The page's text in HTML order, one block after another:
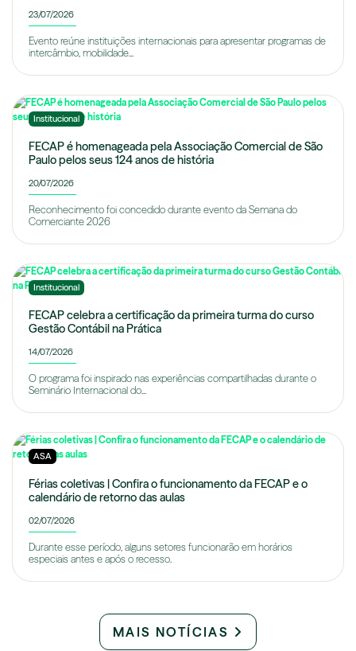
23/07/2026
Evento reúne instituições internacionais para apresentar programas de
intercâmbio, mobilidade...
Institucional
FECAP é homenageada pela Associação Comercial de São
Paulo pelos seus 124 anos de história
20/07/2026
Reconhecimento foi concedido durante evento da Semana do
Comerciante 2026
Institucional
FECAP celebra a certificação da primeira turma do curso
Gestão Contábil na Prática
14/07/2026
O programa foi inspirado nas experiências compartilhadas durante o
Seminário Internacional do...
ASA
Férias coletivas | Confira o funcionamento da FECAP e o
calendário de retorno das aulas
02/07/2026
Durante esse período, alguns setores funcionarão em horários
especiais antes e após o recesso.
MAIS NOTÍCIAS